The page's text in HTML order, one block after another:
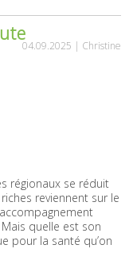
04.09.2025 | Christine
régionaux se réduit
reviennent sur le
quelle est son
pour la santé qu’on